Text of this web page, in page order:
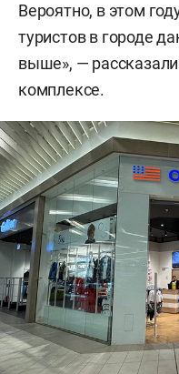
Вероятно, в этом
туристов в городе
выше», —
комплексе.